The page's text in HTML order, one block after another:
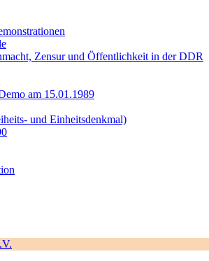
Zensur und Öffentlichkeit in der DDR
am 15.01.1989
und Einheitsdenkmal)